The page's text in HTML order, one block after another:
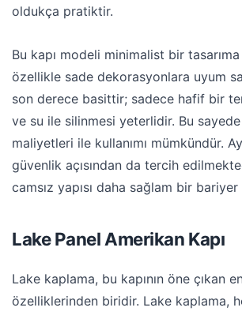
oldukça pratiktir.
Bu kapı modeli minimalist bir
özellikle sade dekorasyonlara uyum
son derece basittir; sadece hafif bir
ve su ile silinmesi yeterlidir. Bu sayede
maliyetleri ile kullanımı mümkündür.
güvenlik açısından da tercih
camsız yapısı daha sağlam bir
Lake Panel Amerikan Kapı
Lake kaplama, bu kapının öne çıkan
özelliklerinden biridir. Lake kaplama,